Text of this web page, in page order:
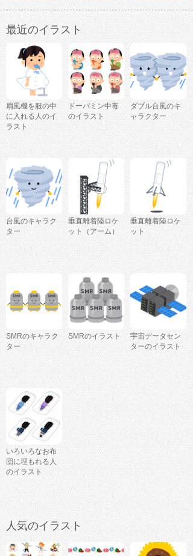
最近のイラスト
扇風機を服の中
に入れる人のイ
ラスト
ドーパミン中毒
のイラスト
ダブル台風のキ
ャラクター
台風のキャラク
ター
垂直離着陸ロケ
ット（アーム）
垂直離着陸ロケ
ット
SMRのキャラク
ター
SMRのイラスト
宇宙データセン
ターのイラスト
いろいろなお布
団に埋もれる人
のイラスト
人気のイラスト